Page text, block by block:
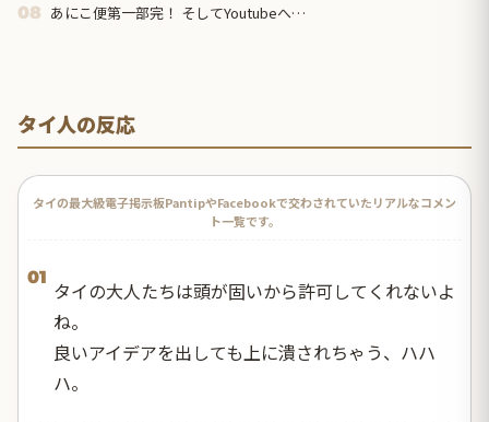
08 あにこ便第一部完！ そしてYoutubeへ…
タイ人の反応
タイの最大級電子掲示板PantipやFacebookで交わされていたリアルなコメン
ト一覧です。
01
タイの大人たちは頭が固いから許可してくれないよ
ね。
良いアイデアを出しても上に潰されちゃう、ハハ
ハ。